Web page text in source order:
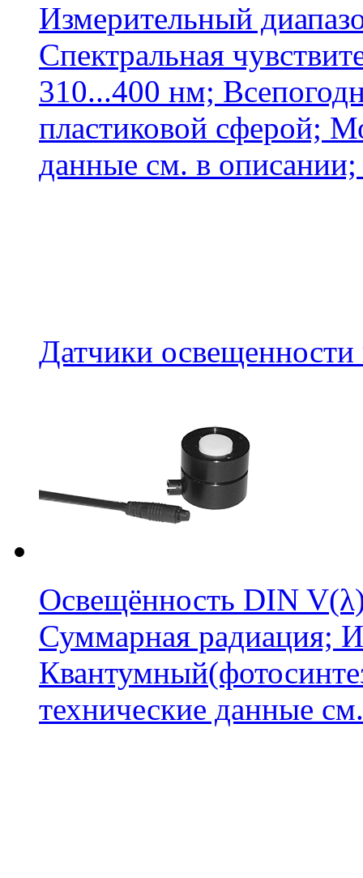
Измерительный
Спектральная
310...400 нм;
пластиковой сферой;
данные см. в
Датчики
Освещённость DIN
Суммарная радиация;
технические данные